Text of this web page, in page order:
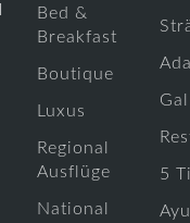
Bed &
Breakfast
Boutique
Luxus
Regional
Ausflüge
National
5